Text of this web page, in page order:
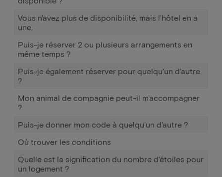
Vous n'avez plus de disponibilité, mais l'hôtel en a
une.
Puis-je réserver 2 ou plusieurs arrangements en
même temps ?
Puis-je également réserver pour quelqu'un d'autre
?
Mon animal de compagnie peut-il m'accompagner
?
Puis-je donner mon code à quelqu'un d'autre ?
Où trouver les conditions
Quelle est la signification du nombre d'étoiles pour
un logement ?